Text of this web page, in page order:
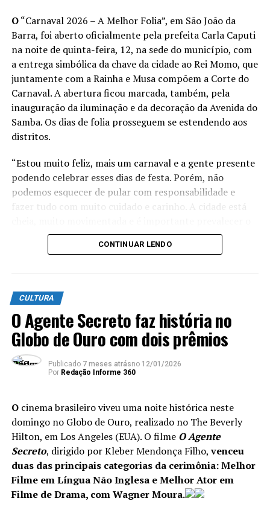
TÓPICOS RELACIONADOS: CULTURA DESTAQUE
ATÉ A PRÓXIMA
“Ainda Estou Aqui” vence Oscar de melhor filme
estrangeiro
NÃO PERCA
Campos: “A Convivência é uma Ilha” de sexta a domingo
no Teatro de Bolso Procópio Ferreira
O“Carnaval 2026 – A Melhor Folia”, em São João da
Barra, foi aberto oficialmente pela prefeita Carla Caputi
na noite de quinta-feira, 12, na sede do município, com
a entrega simbólica da chave da cidade ao Rei Momo, que
juntamente com a Rainha e Musa compõem a Corte do
Carnaval. A abertura ficou marcada, também, pela
inauguração da iluminação e da decoração da Avenida do
Samba. Os dias de folia prosseguem se estendendo aos
distritos.
“Estou muito feliz, mais um carnaval e a gente presente
podendo celebrar esses dias de festa. Porém, não
podemos esquecer de pular com responsabilidade e
fazer tudo com muito cuidado e carinho. A cidade está
bom senso e o respeito ao próximo. O melhor Carnaval
do interior do estado do Rio de janeiro está aberto e a
prefeita.
Com a finalidade de promover segurança, respeito e
bem-estar, especialmente na Avenida do Samba, a
Prefeitura implementou diversas ações de
conscientização que vão desde campanhas educativas e
preventivas voltadas ao enfrentamento do assédio
e da direção perigosa, a orientações sobre saúde, sobre o
uso de protetor solar, preservativo, hidratação e
consumo moderado de bebida alcoólica, além de
preservação dos espaços públicos.
Entre as autoridades presentes na abertura oficial do
Carnaval estavam a deputada estadual Carla Machado,
CONTINUAR LENDO
CULTURA
O Agente Secreto faz história no
Globo de Ouro com dois prêmios
Publicado 7 meses atrásno 12/01/2026
Por Redação Informe 360
Ocinema brasileiro viveu uma noite histórica neste
domingo no Globo de Ouro, realizado no The Beverly
Hilton, em Los Angeles (EUA). O filme O Agente
Secreto, dirigido por Kleber Mendonça Filho,venceu
duas das principais categorias da cerimônia: Melhor
Filme em Língua Não Inglesa e Melhor Ator em
Filme de Drama, com Wagner Moura.